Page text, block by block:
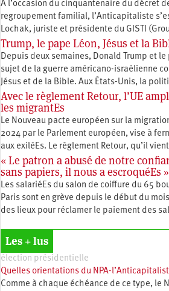
À l’occasion du cinquantenaire du décret
regroupement familial, l’Anticapitaliste
Lochak, juriste et présidente du GISTI
Trump, le pape Léon, Jésus et la
Depuis deux semaines, Donald Trump et le
sujet de la guerre américano-israélienne
Jésus et de la Bible. Aux États-Unis, la
Avec le règlement Retour, l’UE
les migrantEs
Le Nouveau pacte européen sur la
2024 par le Parlement européen, vise à
aux exiléEs. Le règlement Retour, qu’il
« Le patron a abusé de notre
sans papiers, il nous a escroquéEs »
Les salariéEs du salon de coiffure du 65
Paris sont en grève depuis le début du
des lieux pour réclamer le paiement des
Les + lus
élection présidentielle
Quelles orientations du NPA-
Comme à chaque échéance de ce type, le